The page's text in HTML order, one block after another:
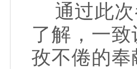
通过此次
了解，一
孜不倦的